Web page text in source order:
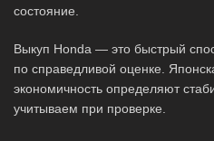
состояние.
Выкуп Honda — это быстрый
по справедливой оценке.
экономичность определяют
учитываем при проверке.